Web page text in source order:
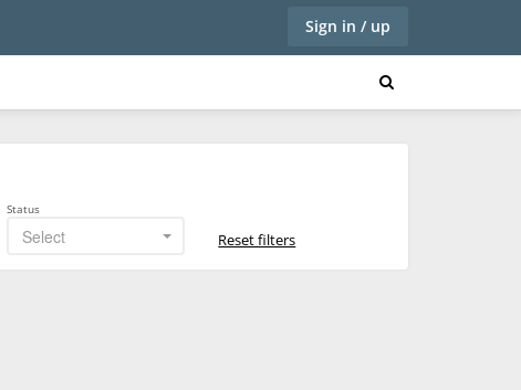
Sign in / up
Status
Select Reset filters